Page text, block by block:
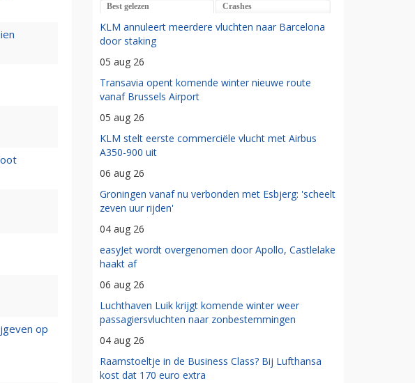
op
Best gelezen Crashes
KLM annuleert meerdere vluchten naar Barcelona
door staking
05 aug 26
Transavia opent komende winter nieuwe route
vanaf Brussels Airport
05 aug 26
KLM stelt eerste commerciële vlucht met Airbus
A350-900 uit
06 aug 26
Groningen vanaf nu verbonden met Esbjerg: 'scheelt
zeven uur rijden'
04 aug 26
easyJet wordt overgenomen door Apollo, Castlelake
haakt af
06 aug 26
Luchthaven Luik krijgt komende winter weer
passagiersvluchten naar zonbestemmingen
04 aug 26
Raamstoeltje in de Business Class? Bij Lufthansa
kost dat 170 euro extra